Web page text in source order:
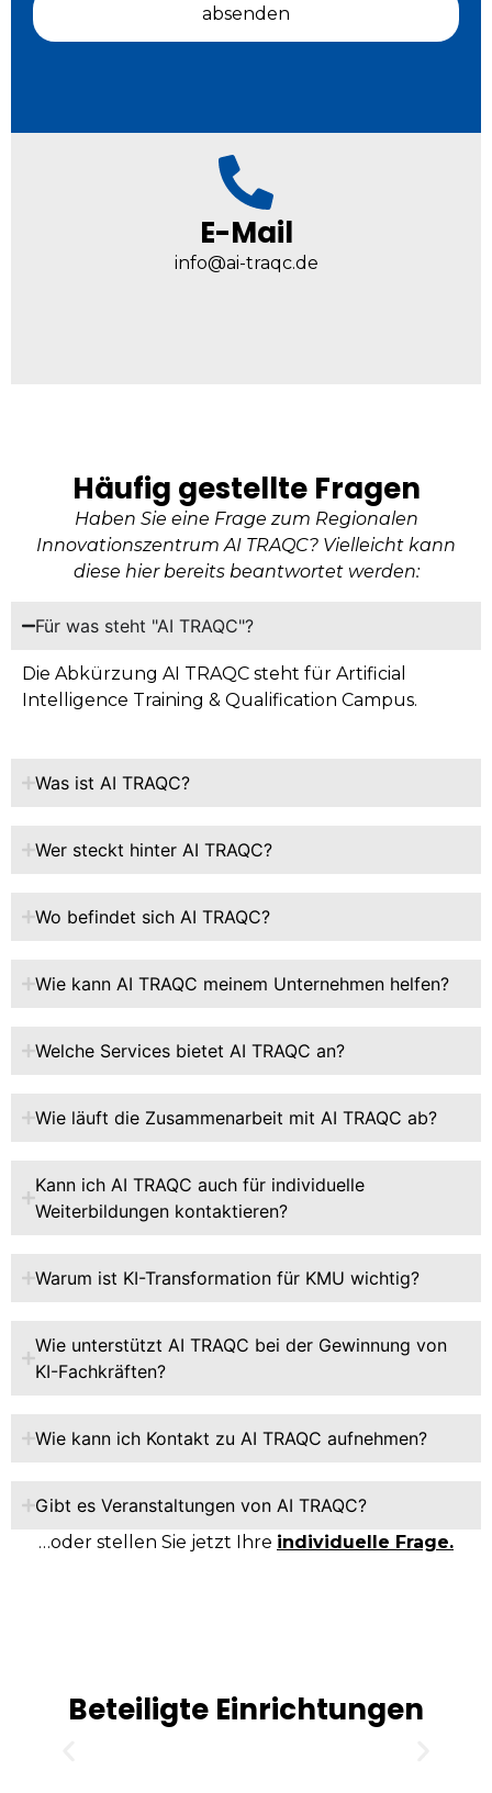
E-Mail
info@ai-traqc.de
absenden
Häufig gestellte Fragen
Haben Sie eine Frage zum Regionalen
Innovationszentrum AI TRAQC? Vielleicht kann
diese hier bereits beantwortet werden:
Für was steht "AI TRAQC"?
Die Abkürzung AI TRAQC steht für Artificial
Intelligence Training & Qualification Campus.
Was ist AI TRAQC?
Wer steckt hinter AI TRAQC?
Wo befindet sich AI TRAQC?
Wie kann AI TRAQC meinem Unternehmen helfen?
Welche Services bietet AI TRAQC an?
Wie läuft die Zusammenarbeit mit AI TRAQC ab?
Kann ich AI TRAQC auch für individuelle
Weiterbildungen kontaktieren?
Warum ist KI-Transformation für KMU wichtig?
Wie unterstützt AI TRAQC bei der Gewinnung von
KI-Fachkräften?
Wie kann ich Kontakt zu AI TRAQC aufnehmen?
Gibt es Veranstaltungen von AI TRAQC?
…oder stellen Sie jetzt Ihre individuelle Frage.
Beteiligte Einrichtungen